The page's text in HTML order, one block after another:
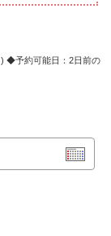
。
予約可能日：2日前の